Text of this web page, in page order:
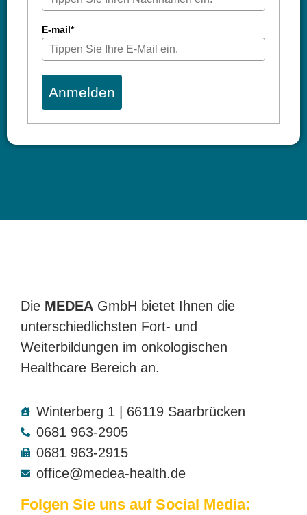
E-mail*
Anmelden
Die MEDEA GmbH bietet Ihnen die
unterschiedlichsten Fort- und
Weiterbildungen im onkologischen
Healthcare Bereich an.
Winterberg 1 | 66119 Saarbrücken
0681 963-2905
0681 963-2915
office@medea-health.de
Folgen Sie uns auf Social Media: